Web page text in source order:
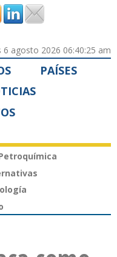
6 agosto 2026 06:40:25 am
PAÍSES